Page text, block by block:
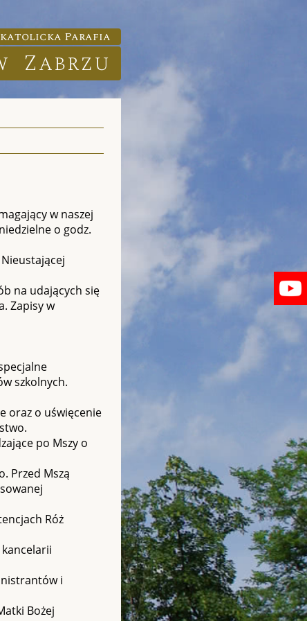
Parafia
Zabrzu
w naszej
o godz.
na udających się
Zapisy w
szkolnych.
oraz o uświęcenie
po Mszy o
Przed Mszą
Róż
i
Bożej